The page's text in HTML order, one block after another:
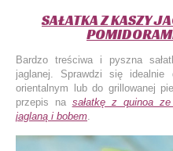
SAŁATKA Z KASZY
Bardzo treściwa i pyszna
jaglanej. Sprawdzi się
orientalnym lub do grillowanej
przepis na sałatkę z quinoa ze
jaglaną i bobem